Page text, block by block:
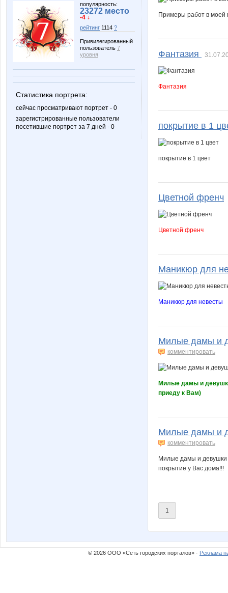
популярность:
23272 место
-4 ↓
рейтинг 1114 ?
Привилегированный
пользователь 7
уровня
Статистика портрета:
сейчас просматривают портрет - 0
зарегистрированные пользователи
посетившие портрет за 7 дней - 0
qwertynn
Примеры работ в моей
Фантазия
Фантазия
покрытие в 1
покрытие в 1 цвет
Цветной френч
Цветной френч
Маникюр для
Маникюр для невесты
Милые дамы и
комментировать
Милые дамы и
приеду к Вам)
Милые дамы и
комментировать
Милые дамы и девушки
покрытие у Вас дома!!!
1
© 2026 ООО «Сеть городских порталов» · Реклама